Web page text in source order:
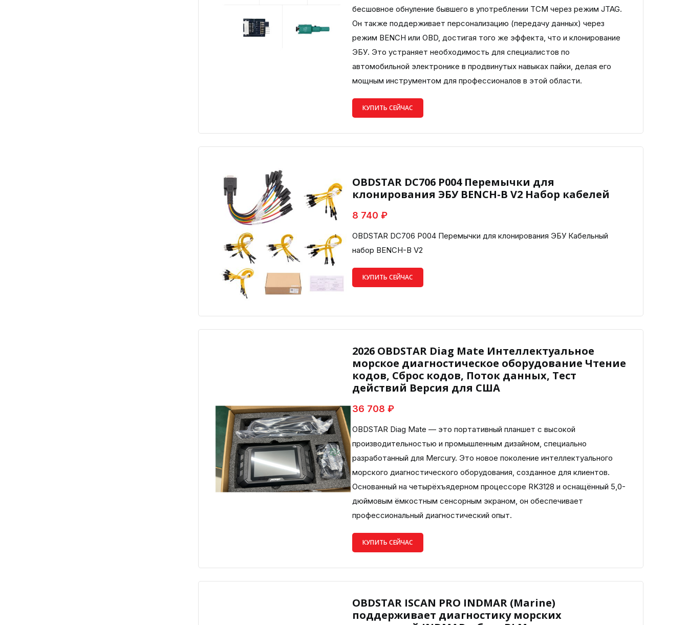
бесшовное обнуление бывшего в употреблении TCM через режим JTAG.
Он также поддерживает персонализацию (передачу данных) через
режим BENCH или OBD, достигая того же эффекта, что и клонирование
ЭБУ. Это устраняет необходимость для специалистов по
автомобильной электронике в продвинутых навыках пайки, делая его
мощным инструментом для профессионалов в этой области.
КУПИТЬ СЕЙЧАС
OBDSTAR DC706 P004 Перемычки для
клонирования ЭБУ BENCH-B V2 Набор кабелей
8 740 ₽
OBDSTAR DC706 P004 Перемычки для клонирования ЭБУ Кабельный
набор BENCH-B V2
КУПИТЬ СЕЙЧАС
2026 OBDSTAR Diag Mate Интеллектуальное
морское диагностическое оборудование Чтение
кодов, Сброс кодов, Поток данных, Тест
действий Версия для США
36 708 ₽
OBDSTAR Diag Mate — это портативный планшет с высокой
производительностью и промышленным дизайном, специально
разработанный для Mercury. Это новое поколение интеллектуального
морского диагностического оборудования, созданное для клиентов.
Основанный на четырёхъядерном процессоре RK3128 и оснащённый 5,0-
дюймовым ёмкостным сенсорным экраном, он обеспечивает
профессиональный диагностический опыт.
КУПИТЬ СЕЙЧАС
OBDSTAR ISCAN PRO INDMAR (Marine)
поддерживает диагностику морских